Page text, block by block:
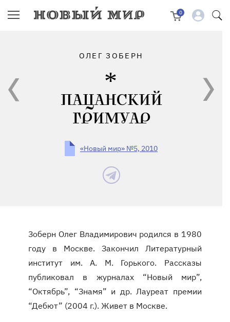
0
ОЛЕГ ЗОБЕРН
ПАЦАНСКИЙ
ГРИМУАР
«Новый мир» №5, 2010
Зоберн Олег Владимирович родился в 1980
году в Москве. Закончил Литературный
институт им. А. М. Горького. Рассказы
публиковал в журналах “Новый мир”,
“Октябрь”, “Знамя” и др. Лауреат премии
“Дебют” (2004 г.). Живет в Москве.